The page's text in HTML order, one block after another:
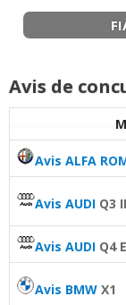
Avis de
Avis ALFA
Avis AUDI Q3 II
Avis AUDI Q4
Avis BMW X1